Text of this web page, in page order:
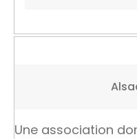
Une association